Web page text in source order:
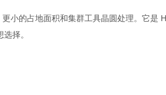
小的占地面积和集群工具晶圆处理。它是
应用的理想选择。